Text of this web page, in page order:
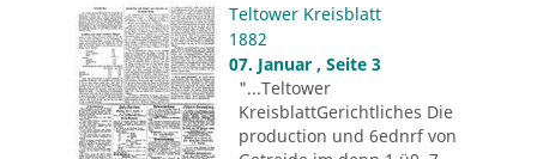
Teltower Kreisblatt
1882
07. Januar , Seite 3
"...Teltower
KreisblattGerichtliches Die
production und 6ednrf von